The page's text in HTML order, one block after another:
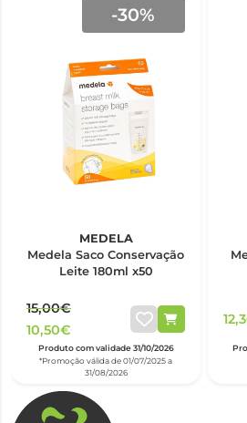
-30%
*Promoção válida de 01/07/2025 a
31/08/2026
MEDELA
Medela Saco Conservação
Leite 180ml x50
15,00€
10,50€
Produto com validade 31/10/2026